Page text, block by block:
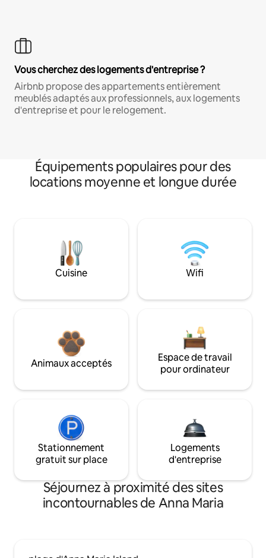
Vous cherchez des logements d'entreprise ?
Airbnb propose des appartements entièrement
meublés adaptés aux professionnels, aux logements
d'entreprise et pour le relogement.
Équipements populaires pour des
locations moyenne et longue durée
Cuisine Wifi
Animaux acceptés
Espace de travail
pour ordinateur
Stationnement
gratuit sur place
Logements
d'entreprise
Séjournez à proximité des sites
incontournables de Anna Maria